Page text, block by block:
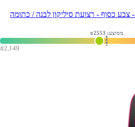
שעון חכם Polar Vantage V3 - צבע כסוף - רצועת סיליקון לבנה / כתומה
₪2,149
ממוצע: ₪ 2553